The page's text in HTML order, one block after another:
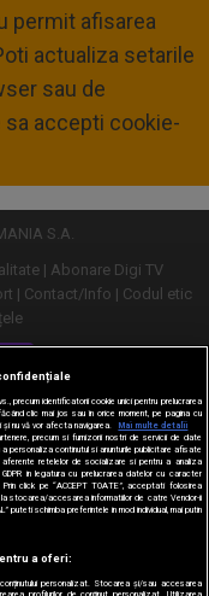
permit afisarea
actualiza setarile
sau de
sa accepti cookie-
S.A.
Abonare Digi TV
Contact/Info
Codul etic
precum identificatorii cookie unici pentru prelucrarea
clic mai jos sau în orice moment, pe pagina cu
nu vă vor afecta navigarea.
Mai multe detalii
precum si furnizorii nostri de servicii de date
personaliza continutul si anunturile publicitare afisate
retelelor de socializare si pentru a analiza
in legatura cu prelucrarea datelor cu caracter
Prin click pe “ACCEPT TOATE”, acceptati folosirea
la stocarea/accesarea informatiilor de catre Vendor-ii
puteti schimba preferintele in mod individual, mai putin
a oferi:
personalizat. Stocarea și/sau accesarea